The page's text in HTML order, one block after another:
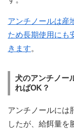
アンチノールは産
ため長期使用にも
きます。
犬のアンチノー
ればOK？
アンチノールには
したが、給餌量を